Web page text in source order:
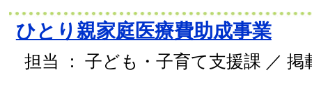
ひとり親家庭医療費助成事業
担当 ： 子ども・子育て支援課 ／ 掲